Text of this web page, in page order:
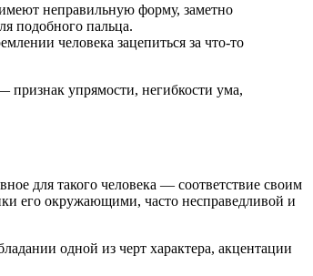
неправильную форму, заметно
подобного пальца.
человека зацепиться за что-то
признак упрямости, негибкости ума,
для такого человека — соответствие своим
его окружающими, часто несправедливой и
одной из черт характера, акцентации